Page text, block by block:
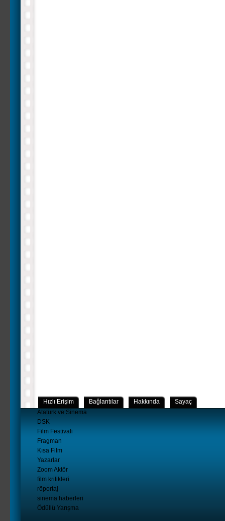
Hızlı Erişim Bağlantılar Hakkında
Sayaç
Atatürk ve Sinema
DSK
Film Festivali
Fragman
Kısa Film
Yazarlar
Zoom Aktör
film kritikleri
röportaj
sinema haberleri
Ödüllü Yarışma